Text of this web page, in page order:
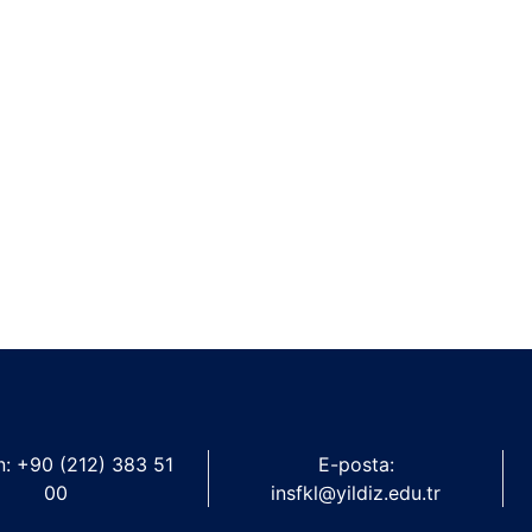
+90 (212) 383 51
00
E-posta:
insfkl@yildiz.edu.tr